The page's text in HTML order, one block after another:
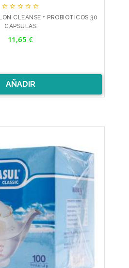
    
CLEANSE + PROBIOTICOS 30
CAPSULAS
11,65 €
AÑADIR